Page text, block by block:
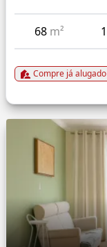
68 m² 1
Compre já alugado